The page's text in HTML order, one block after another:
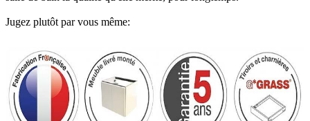
Jugez plutôt par vous même: